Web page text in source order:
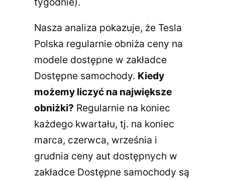
Nasza analiza pokazuje, że Tesla
Polska regularnie obniża ceny na
modele dostępne w zakładce
Dostępne samochody. Kiedy
możemy liczyć na największe
obniżki? Regularnie na koniec
każdego kwartału, tj. na koniec
marca, czerwca, września i
grudnia ceny aut dostępnych w
zakładce Dostępne samochody są